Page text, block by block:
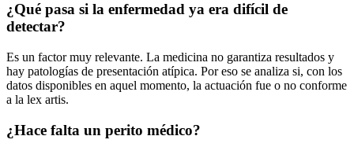
¿Qué pasa si la enfermedad ya era difícil de
detectar?
Es un factor muy relevante. La medicina no garantiza resultados y
hay patologías de presentación atípica. Por eso se analiza si, con los
datos disponibles en aquel momento, la actuación fue o no conforme
a la lex artis.
¿Hace falta un perito médico?